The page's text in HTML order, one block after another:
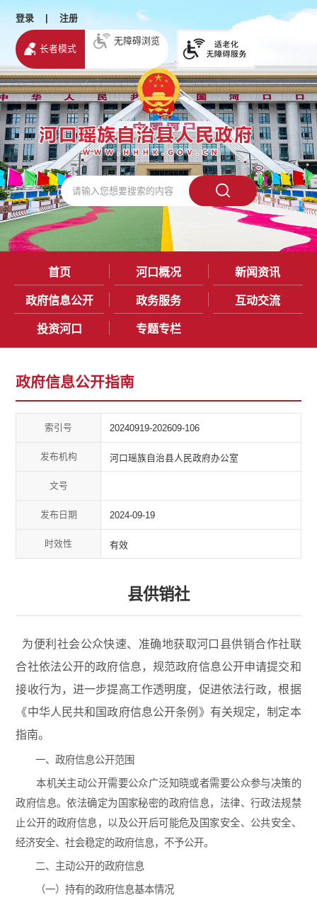
登录 | 注册
长者模式
无障碍浏览
首页 河口概况 新闻资讯
政府信息公开 政务服务 互动交流
投资河口 专题专栏
政府信息公开指南
索引号 20240919-202609-106
发布机构 河口瑶族自治县人民政府办公室
文号
发布日期 2024-09-19
时效性 有效
县供销社
为便利社会公众快速、准确地获取河口县供销合作社联
合社依法公开的政府信息，规范政府信息公开申请提交和
接收行为，进一步提高工作透明度，促进依法行政，根据
《中华人民共和国政府信息公开条例》有关规定，制定本
指南。
一、政府信息公开范围
本机关主动公开需要公众广泛知晓或者需要公众参与决策的
政府信息。依法确定为国家秘密的政府信息，法律、行政法规禁
止公开的政府信息，以及公开后可能危及国家安全、公共安全、
经济安全、社会稳定的政府信息，不予公开。
二、主动公开的政府信息
（一）持有的政府信息基本情况